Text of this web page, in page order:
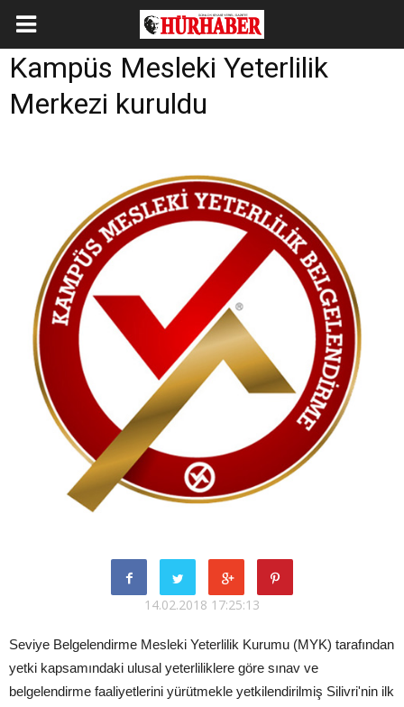
Kampüs Mesleki Yeterlilik
Merkezi kuruldu
14.02.2018 17:25:13
Seviye Belgelendirme Mesleki Yeterlilik Kurumu (MYK) tarafından
yetki kapsamındaki ulusal yeterliliklere göre sınav ve
belgelendirme faaliyetlerini yürütmekle yetkilendirilmiş Silivri'nin ilk